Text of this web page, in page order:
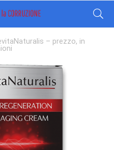
– prezzo, in